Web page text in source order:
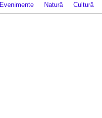
Evenimente Natură Cultură